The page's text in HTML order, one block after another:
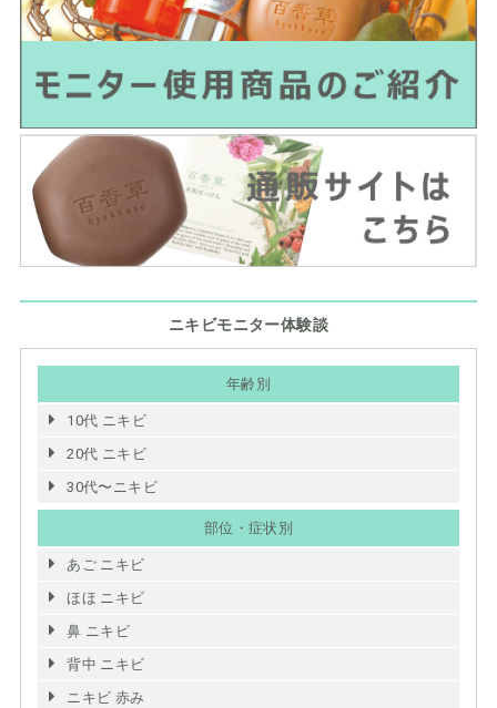
ニキビモニター体験談
年齢別
10代 ニキビ
20代 ニキビ
30代〜ニキビ
部位・症状別
あご ニキビ
ほほ ニキビ
鼻 ニキビ
背中 ニキビ
ニキビ 赤み